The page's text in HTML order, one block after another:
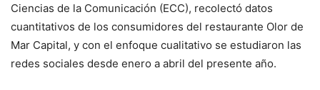
Ciencias de la Comunicación (ECC), recolectó datos
cuantitativos de los consumidores del restaurante Olor de
Mar Capital, y con el enfoque cualitativo se estudiaron las
redes sociales desde enero a abril del presente año.